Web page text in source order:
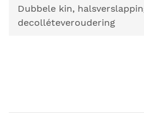
Dubbele kin,
decolléteveroudering